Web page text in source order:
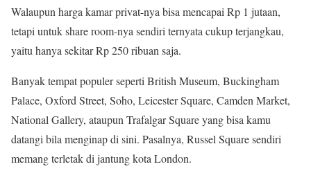
Walaupun harga kamar privat-nya bisa mencapai Rp 1 jutaan,
tetapi untuk share room-nya sendiri ternyata cukup terjangkau,
yaitu hanya sekitar Rp 250 ribuan saja.
Banyak tempat populer seperti British Museum, Buckingham
Palace, Oxford Street, Soho, Leicester Square, Camden Market,
National Gallery, ataupun Trafalgar Square yang bisa kamu
datangi bila menginap di sini. Pasalnya, Russel Square sendiri
memang terletak di jantung kota London.